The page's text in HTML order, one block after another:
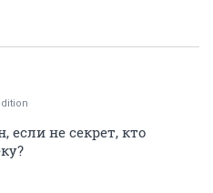
если не секрет, кто